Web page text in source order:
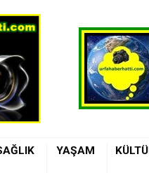
YAŞAM
Bulvarı'nda Asfalt Yenileme